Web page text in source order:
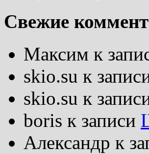
Свежие
Максим к
skio.su к
skio.su к
boris к записи
Александр к